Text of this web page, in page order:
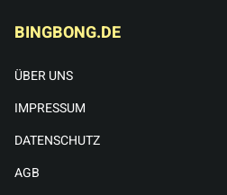
BINGBONG.DE
ÜBER UNS
IMPRESSUM
DATENSCHUTZ
AGB